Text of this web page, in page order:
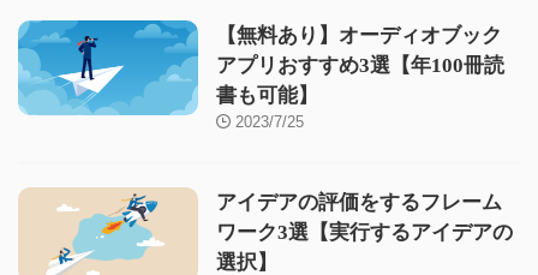
【無料あり】オーディオブック
アプリおすすめ3選【年100冊読
書も可能】
2023/7/25
アイデアの評価をするフレーム
ワーク3選【実行するアイデアの
選択】